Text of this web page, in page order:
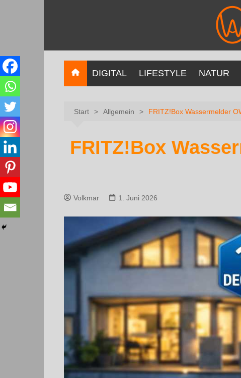
DIGITAL LIFESTYLE NATUR
Start Allgemein FRITZ!Box Wassermelder
FRITZ!Box
Volkmar 1. Juni 2026